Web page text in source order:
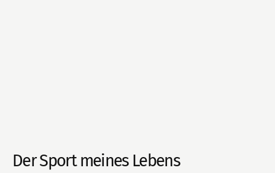
Der Sport meines Lebens